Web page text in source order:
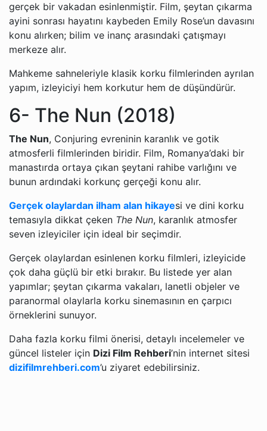
gerçek bir vakadan esinlenmiştir. Film, şeytan çıkarma
ayini sonrası hayatını kaybeden Emily Rose’un davasını
konu alırken; bilim ve inanç arasındaki çatışmayı
merkeze alır.
Mahkeme sahneleriyle klasik korku filmlerinden ayrılan
yapım, izleyiciyi hem korkutur hem de düşündürür.
6- The Nun (2018)
The Nun, Conjuring evreninin karanlık ve gotik
atmosferli filmlerinden biridir. Film, Romanya’daki bir
manastırda ortaya çıkan şeytani rahibe varlığını ve
bunun ardındaki korkunç gerçeği konu alır.
Gerçek olaylardan ilham alan hikayesi ve dini korku
temasıyla dikkat çeken The Nun, karanlık atmosfer
seven izleyiciler için ideal bir seçimdir.
Gerçek olaylardan esinlenen korku filmleri, izleyicide
çok daha güçlü bir etki bırakır. Bu listede yer alan
yapımlar; şeytan çıkarma vakaları, lanetli objeler ve
paranormal olaylarla korku sinemasının en çarpıcı
örneklerini sunuyor.
Daha fazla korku filmi önerisi, detaylı incelemeler ve
güncel listeler için Dizi Film Rehberi’nin internet sitesi
dizifilmrehberi.com’u ziyaret edebilirsiniz.